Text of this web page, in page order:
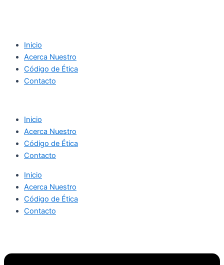
Inicio
Acerca Nuestro
Código de Ética
Contacto
Inicio
Acerca Nuestro
Código de Ética
Contacto
Inicio
Acerca Nuestro
Código de Ética
Contacto